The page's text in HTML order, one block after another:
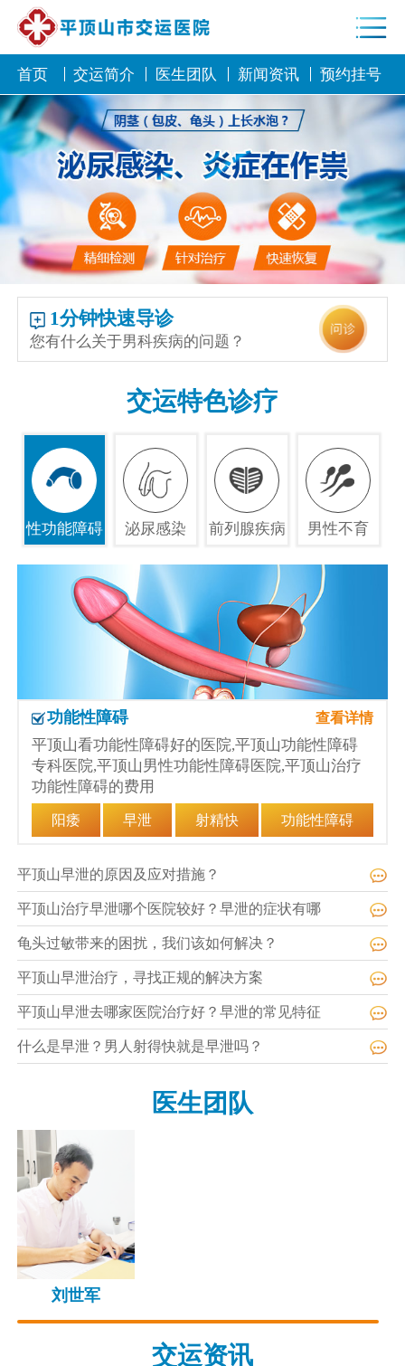
首页 交运简介 医生团队 新闻资讯 预约挂号
1分钟快速导诊
您有什么关于男科疾病的问题？
交运特色诊疗
性功能障碍 泌尿感染 前列腺疾病 男性不育
功能性障碍 查看详情
平顶山看功能性障碍好的医院,平顶山功能性障碍
专科医院,平顶山男性功能性障碍医院,平顶山治疗
功能性障碍的费用
阳痿 早泄 射精快 功能性障碍
平顶山早泄的原因及应对措施？
平顶山治疗早泄哪个医院较好？早泄的症状有哪
龟头过敏带来的困扰，我们该如何解决？
平顶山早泄治疗，寻找正规的解决方案
平顶山早泄去哪家医院治疗好？早泄的常见特征
什么是早泄？男人射得快就是早泄吗？
医生团队
刘世军
交运资讯